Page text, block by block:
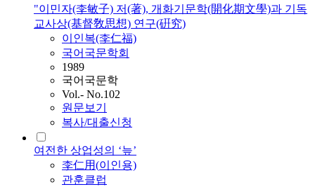
"이민자(李敏子) 저(著), 개화기문학(開化期文學)과 기독
교사상(基督敎思想) 연구(硏究)
이인복(李仁福)
국어국문학회
1989
국어국문학
Vol.- No.102
원문보기
복사/대출신청
여전한 상업성의 ‘늪’
李仁用(이인용)
관훈클럽